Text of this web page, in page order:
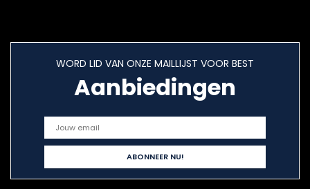
WORD LID VAN ONZE MAILLIJST VOOR BEST
Aanbiedingen